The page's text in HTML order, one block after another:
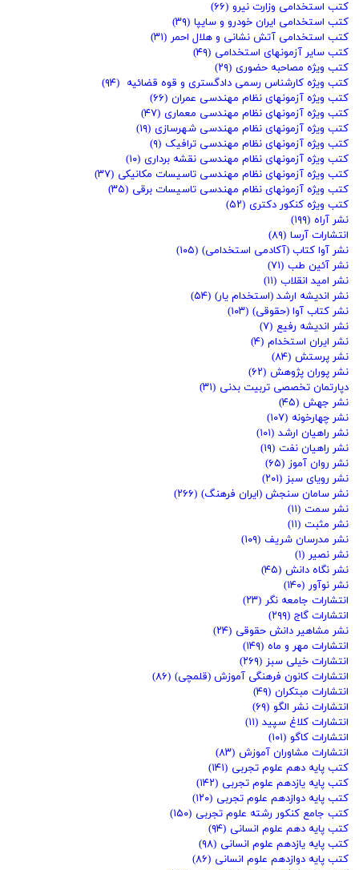
کتب استخدامی وزارت نیرو (۶۶)
کتب استخدامی ایران خودرو و سایپا (۳۹)
کتب استخدامی آتش نشانی و هلال احمر (۳۱)
کتب سایر آزمونهای استخدامی (۴۹)
کتب ویژه مصاحبه حضوری (۲۹)
کتب ویژه کارشناس رسمی دادگستری و قوه قضائیه (۹۴)
کتب ویژه آزمونهای نظام مهندسی عمران (۶۶)
کتب ویژه آزمونهای نظام مهندسی معماری (۴۷)
کتب ویژه آزمونهای نظام مهندسی شهرسازی (۱۹)
کتب ویژه آزمونهای نظام مهندسی ترافیک (۹)
کتب ویژه آزمونهای نظام مهندسی نقشه برداری (۱۰)
کتب ویژه آزمونهای نظام مهندسی تاسیسات مکانیکی (۳۷)
کتب ویژه آزمونهای نظام مهندسی تاسیسات برقی (۳۵)
کتب ویژه کنکور دکتری (۵۲)
نشر آراه (۱۹۹)
انتشارات آرسا (۸۹)
نشر آوا کتاب (آکادمی استخدامی) (۱۰۵)
نشر آئین طب (۷۱)
نشر امید انقلاب (۱۱)
نشر اندیشه ارشد (استخدام یار) (۵۴)
نشر کتاب آوا (حقوقی) (۱۰۳)
نشر اندیشه رفیع (۷)
نشر ایران استخدام (۴)
نشر پرستش (۸۴)
نشر پوران پژوهش (۶۲)
دپارتمان تخصصی تربیت بدنی (۳۱)
نشر جهش (۴۵)
نشر چهارخونه (۱۰۷)
نشر راهیان ارشد (۱۰۱)
نشر راهیان نفت (۱۹)
نشر روان آموز (۶۵)
نشر رویای سبز (۲۰۱)
نشر سامان سنجش (ایران فرهنگ) (۲۶۶)
نشر سمت (۱۱)
نشر مثبت (۱۱)
نشر مدرسان شریف (۱۰۹)
نشر نصیر (۱)
نشر نگاه دانش (۴۵)
نشر نوآور (۱۴۰)
انتشارات جامعه نگر (۲۳)
انتشارات گاج (۲۹۹)
نشر مشاهیر دانش حقوقی (۲۴)
انتشارات مهر و ماه (۱۴۹)
انتشارات خیلی سبز (۲۶۹)
انتشارات کانون فرهنگی آموزش (قلمچی) (۸۶)
انتشارات مبتکران (۴۹)
انتشارات نشر الگو (۶۹)
انتشارات کلاغ سپید (۱۱)
انتشارات کاگو (۱۰۱)
انتشارات مشاوران آموزش (۸۳)
کتب پایه دهم علوم تجربی (۱۴۱)
کتب پایه یازدهم علوم تجربی (۱۴۲)
کتب پایه دوازدهم علوم تجربی (۱۲۰)
کتب جامع کنکور رشته علوم تجربی (۱۵۰)
کتب پایه دهم علوم انسانی (۹۴)
کتب پایه یازدهم علوم انسانی (۹۸)
کتب پایه دوازدهم علوم انسانی (۸۶)